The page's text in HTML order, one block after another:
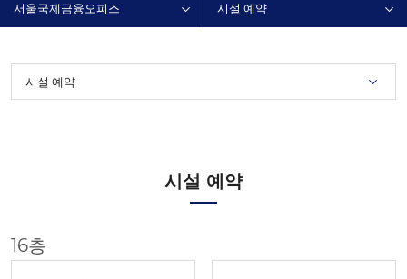
서울국제금융오피스 시설 예약
시설 예약
시설 예약
16층